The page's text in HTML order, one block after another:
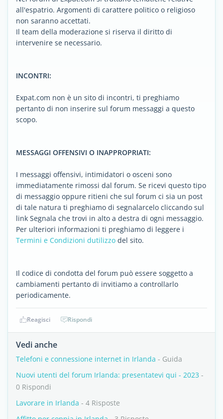
all'espatrio. Argomenti di carattere politico o religioso
non saranno accettati.
Il team della moderazione si riserva il diritto di
intervenire se necessario.
INCONTRI:
Expat.com non è un sito di incontri, ti preghiamo
pertanto di non inserire sul forum messaggi a questo
scopo.
MESSAGGI OFFENSIVI O INAPPROPRIATI:
I messaggi offensivi, intimidatori o osceni sono
immediatamente rimossi dal forum. Se ricevi questo tipo
di messaggio oppure ritieni che sul forum ci sia un post
di tale natura ti preghiamo di segnalarcelo cliccando sul
link Segnala che trovi in alto a destra di ogni messaggio.
Per ulteriori informazioni ti preghiamo di leggere i
Termini e Condizioni dutilizzo del sito.
Il codice di condotta del forum può essere soggetto a
cambiamenti pertanto di invitiamo a controllarlo
periodicamente.
Reagisci Rispondi
Vedi anche
Telefoni e connessione internet in Irlanda - Guida
Nuovi utenti del forum Irlanda: presentatevi qui - 2023 -
0 Rispondi
Lavorare in Irlanda - 4 Risposte